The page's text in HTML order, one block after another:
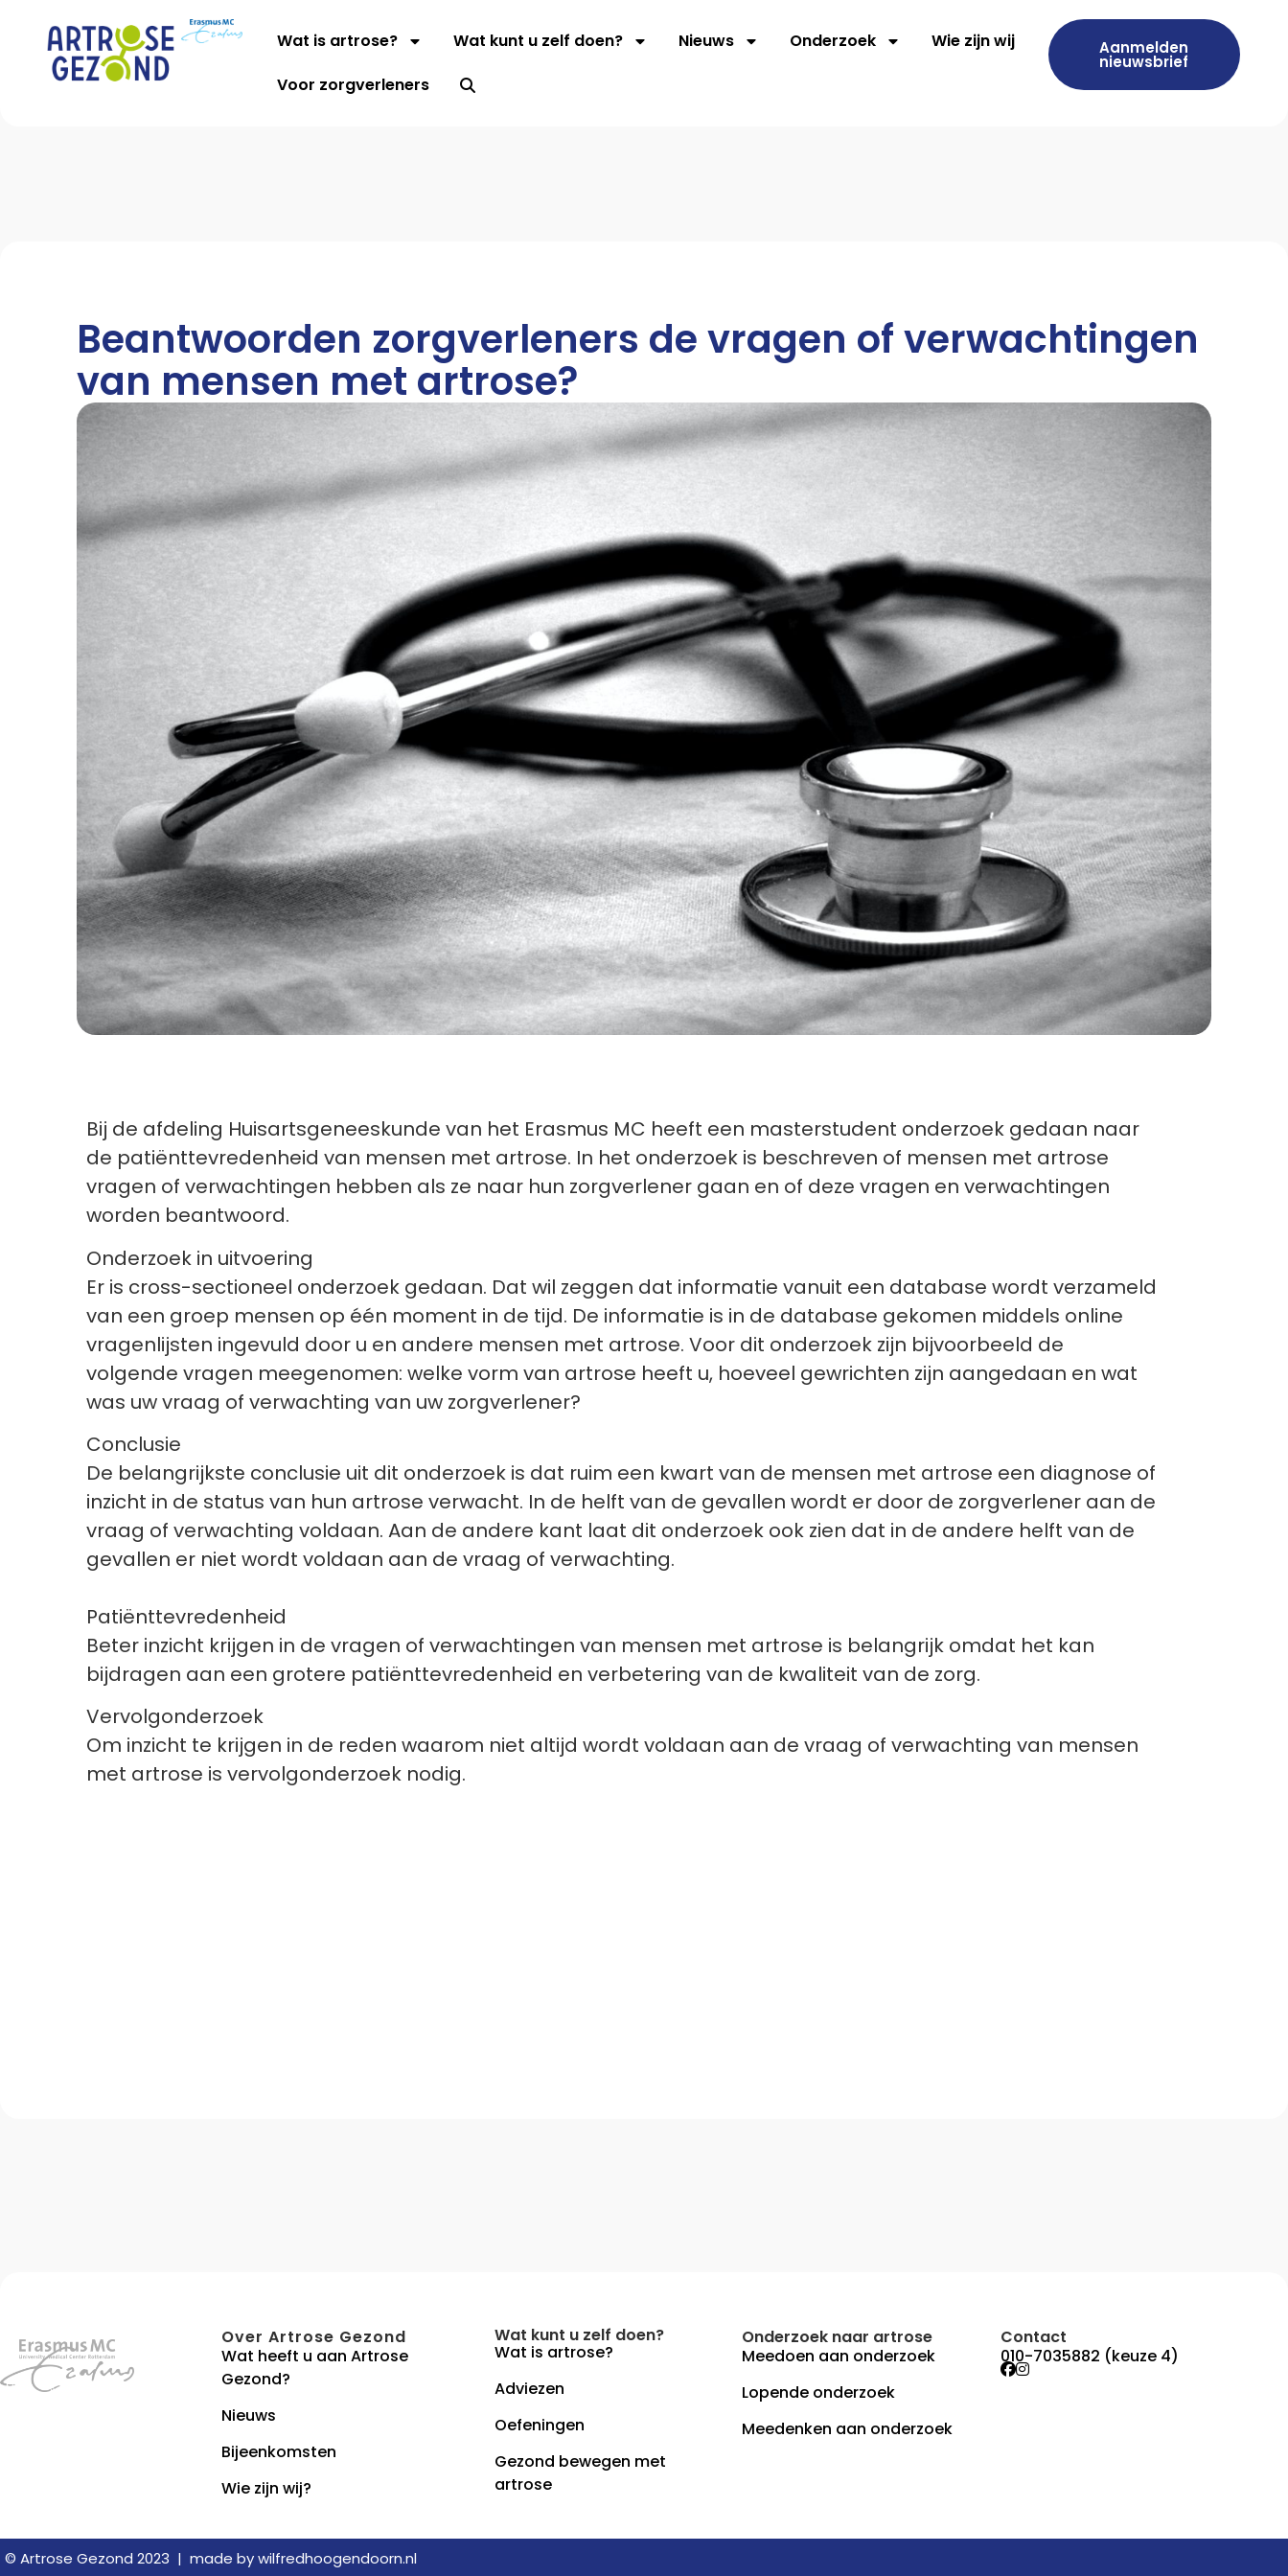
Wat is artrose? Wat kunt u zelf doen? Nieuws Onderzoek
Wie zijn wij
Voor zorgverleners
Aanmelden
nieuwsbrief
Beantwoorden zorgverleners de vragen of verwachtingen
van mensen met artrose?
Bij de afdeling Huisartsgeneeskunde van het Erasmus MC heeft een masterstudent onderzoek gedaan naar
de patiënttevredenheid van mensen met artrose. In het onderzoek is beschreven of mensen met artrose
vragen of verwachtingen hebben als ze naar hun zorgverlener gaan en of deze vragen en verwachtingen
worden beantwoord.
Onderzoek in uitvoering
Er is cross-sectioneel onderzoek gedaan. Dat wil zeggen dat informatie vanuit een database wordt verzameld
van een groep mensen op één moment in de tijd. De informatie is in de database gekomen middels online
vragenlijsten ingevuld door u en andere mensen met artrose. Voor dit onderzoek zijn bijvoorbeeld de
volgende vragen meegenomen: welke vorm van artrose heeft u, hoeveel gewrichten zijn aangedaan en wat
was uw vraag of verwachting van uw zorgverlener?
Conclusie
De belangrijkste conclusie uit dit onderzoek is dat ruim een kwart van de mensen met artrose een diagnose of
inzicht in de status van hun artrose verwacht. In de helft van de gevallen wordt er door de zorgverlener aan de
vraag of verwachting voldaan. Aan de andere kant laat dit onderzoek ook zien dat in de andere helft van de
gevallen er niet wordt voldaan aan de vraag of verwachting.
Patiënttevredenheid
Beter inzicht krijgen in de vragen of verwachtingen van mensen met artrose is belangrijk omdat het kan
bijdragen aan een grotere patiënttevredenheid en verbetering van de kwaliteit van de zorg.
Vervolgonderzoek
Om inzicht te krijgen in de reden waarom niet altijd wordt voldaan aan de vraag of verwachting van mensen
met artrose is vervolgonderzoek nodig.
Over Artrose Gezond
Wat heeft u aan Artrose
Gezond?
Nieuws
Bijeenkomsten
Wie zijn wij?
Wat kunt u zelf doen?
Wat is artrose?
Adviezen
Oefeningen
Gezond bewegen met
artrose
Onderzoek naar artrose
Meedoen aan onderzoek
Lopende onderzoek
Meedenken aan onderzoek
Contact
010-7035882 (keuze 4)
© Artrose Gezond 2023 | made bywilfredhoogendoorn.nl